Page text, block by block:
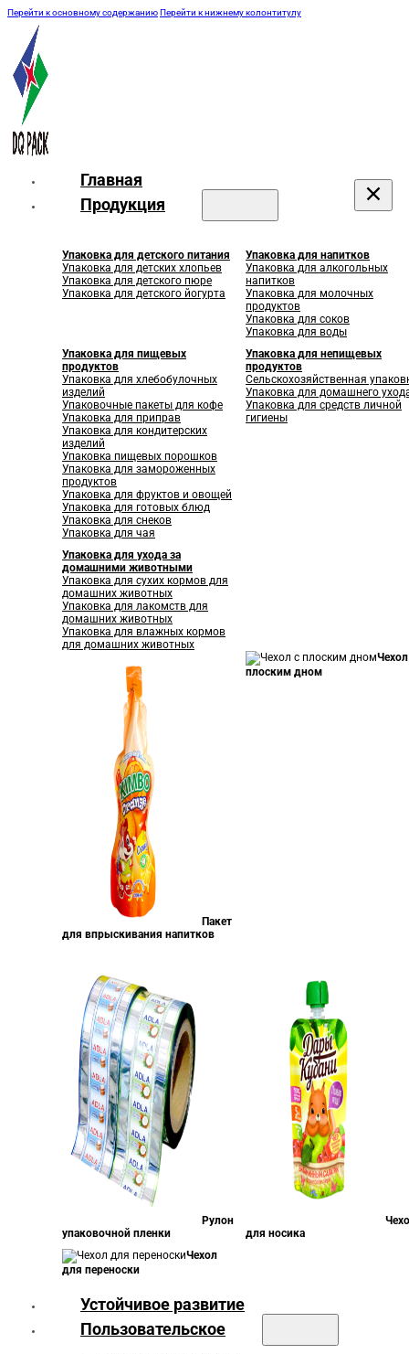
Перейти к основному содержаниюПерейти к нижнему колонтитулу
Главная
Продукция
Упаковка для детского питания
Упаковка для детских хлопьев
Упаковка для детского пюре
Упаковка для детского йогурта
Упаковка для напитков
Упаковка для алкогольных
напитков
Упаковка для молочных
продуктов
Упаковка для соков
Упаковка для воды
Упаковка для пищевых
продуктов
Упаковка для хлебобулочных
изделий
Упаковочные пакеты для кофе
Упаковка для приправ
Упаковка для кондитерских
изделий
Упаковка пищевых порошков
Упаковка для замороженных
продуктов
Упаковка для фруктов и овощей
Упаковка для готовых блюд
Упаковка для снеков
Упаковка для чая
Упаковка для непищевых
продуктов
Сельскохозяйственная
Упаковка для домашнего
Упаковка для средств личной
гигиены
Упаковка для ухода за
домашними животными
Упаковка для сухих кормов для
домашних животных
Упаковка для лакомств для
домашних животных
Упаковка для влажных кормов
для домашних животных
Пакет
для впрыскивания напитков
плоским дном
Рулон
упаковочной пленки
для носика
Чехол
для переноски
Устойчивое развитие
Пользовательское